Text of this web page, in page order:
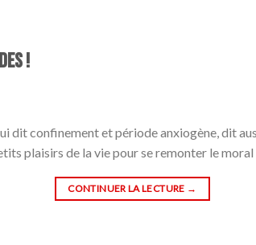
!
dit confinement et période anxiogène, dit
plaisirs de la vie pour se remonter le moral
CONTINUER LA LECTURE →